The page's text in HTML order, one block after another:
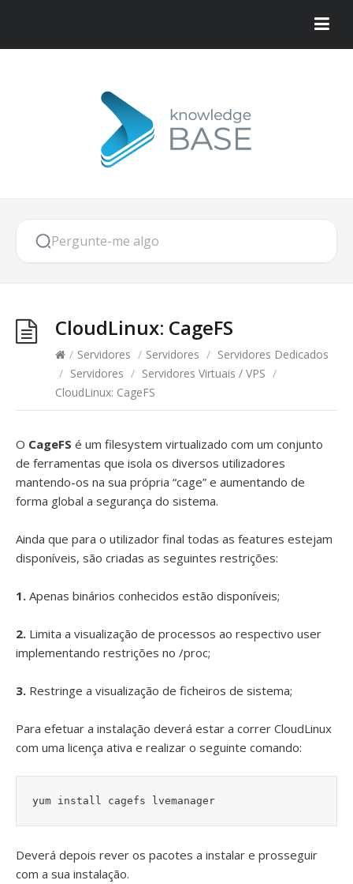
CloudLinux: CageFS
/ Servidores / Servidores / Servidores Dedicados
/ Servidores / Servidores Virtuais / VPS /
CloudLinux: CageFS
O CageFS é um filesystem virtualizado com um conjunto
de ferramentas que isola os diversos utilizadores
mantendo-os na sua própria “cage” e aumentando de
forma global a segurança do sistema.
Ainda que para o utilizador final todas as features estejam
disponíveis, são criadas as seguintes restrições:
1. Apenas binários conhecidos estão disponíveis;
2. Limita a visualização de processos ao respectivo user
implementando restrições no /proc;
3. Restringe a visualização de ficheiros de sistema;
Para efetuar a instalação deverá estar a correr CloudLinux
com uma licença ativa e realizar o seguinte comando:
yum install cagefs lvemanager
Deverá depois rever os pacotes a instalar e prosseguir
com a sua instalação.